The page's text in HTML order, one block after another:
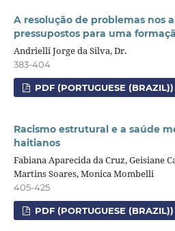
A resolução de problemas nos
pressupostos para uma
Andrielli Jorge da Silva, Dr.
383-404
PDF (PORTUGUESE (BRAZIL))
Racismo estrutural e a saúde
haitianos
Fabiana Aparecida da Cruz, Geisiane
Martins Soares, Monica Mombelli
405-425
PDF (PORTUGUESE (BRAZIL))